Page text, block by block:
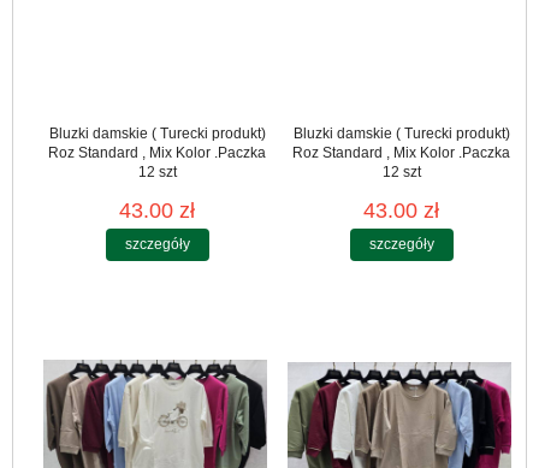
Bluzki damskie ( Turecki produkt)
Roz Standard , Mix Kolor .Paczka
12 szt
43.00 zł
szczegóły
Bluzki damskie ( Turecki produkt)
Roz Standard , Mix Kolor .Paczka
12 szt
43.00 zł
szczegóły